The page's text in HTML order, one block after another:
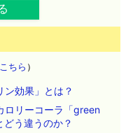
こちら ）
ン効果」とは？
ロリーコーラ「green
う違うのか？